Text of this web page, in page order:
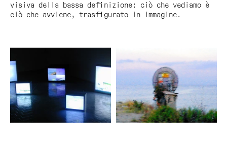
visiva della bassa definizione: ciò che vediamo è
ciò che avviene, trasfigurato in immagine.